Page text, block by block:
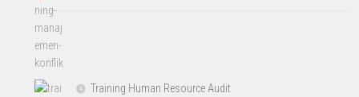
Training Human Resource Audit